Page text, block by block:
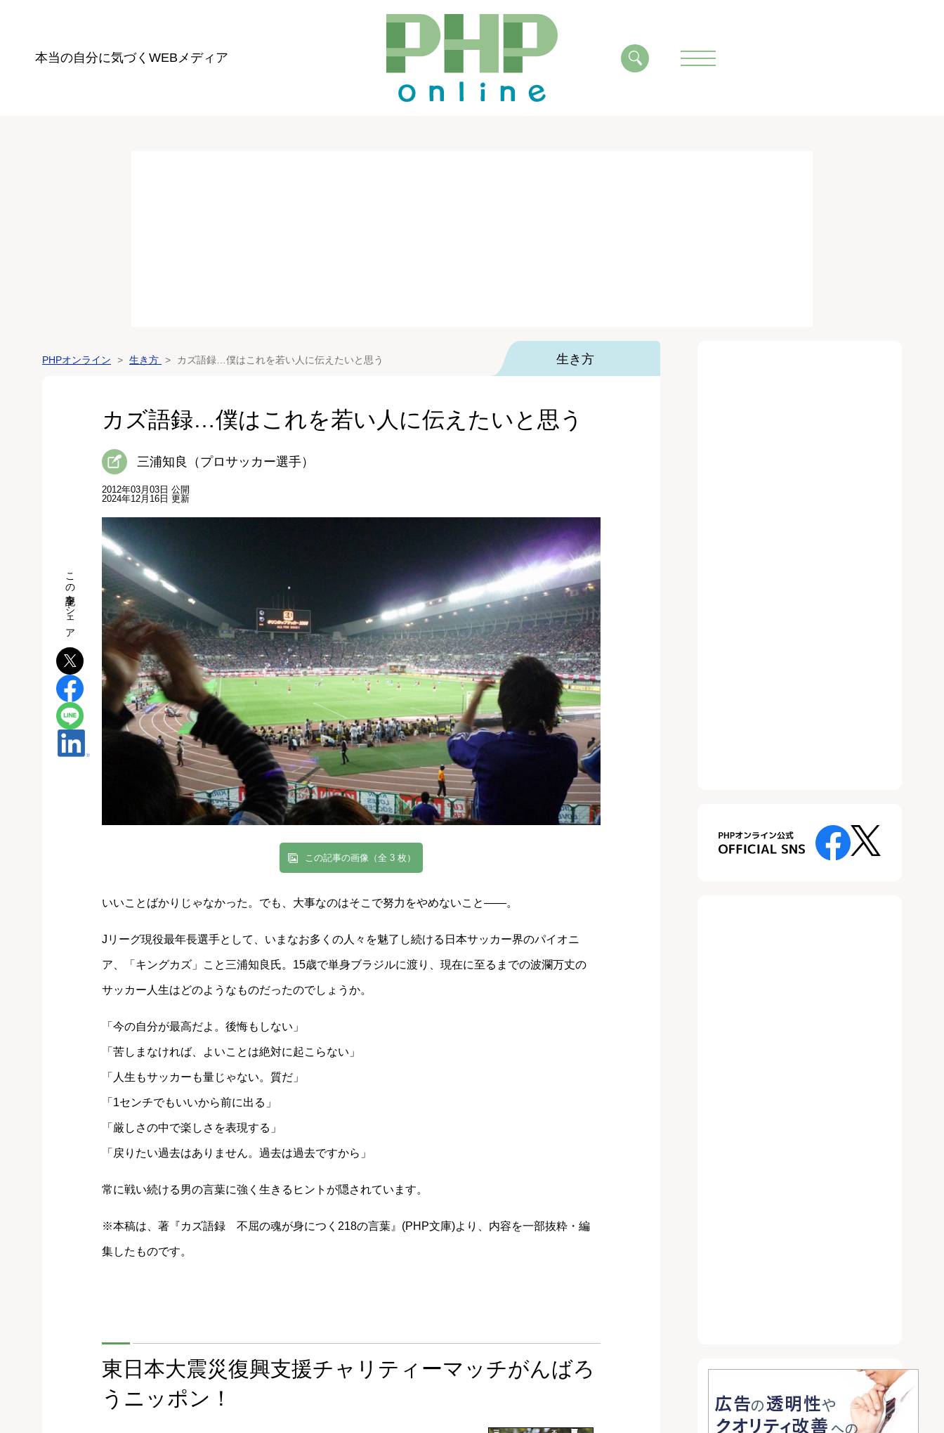
本当の自分に気づく WEBメディア
PHPオンライン 生き方 カズ語録…僕はこれを若い人に伝えたいと思う 生き方
カズ語録…僕はこれを若い人に伝えたいと思う
三浦知良（プロサッカー選手）
2012年03月03日 公開
2024年12月16日 更新
この記事の画像（全 3 枚）
いいことばかりじゃなかった。でも、大事なのはそこで努力をやめないこと――。
Jリーグ現役最年長選手として、いまなお多くの人々を魅了し続ける日本サッカー界のパイオニ
ア、「キングカズ」こと三浦知良氏。15歳で単身ブラジルに渡り、現在に至るまでの波瀾万丈の
サッカー人生はどのようなものだったのでしょうか。
「今の自分が最高だよ。後悔もしない」
「苦しまなければ、よいことは絶対に起こらない」
「人生もサッカーも量じゃない。質だ」
「1センチでもいいから前に出る」
「厳しさの中で楽しさを表現する」
「戻りたい過去はありません。過去は過去ですから」
常に戦い続ける男の言葉に強く生きるヒントが隠されています。
※本稿は、著『カズ語録 不屈の魂が身につく218の言葉』(PHP文庫)より、内容を一部抜粋・編
集したものです。
東日本大震災復興支援チャリティーマッチがんばろ
うニッポン！
この記事をシェア